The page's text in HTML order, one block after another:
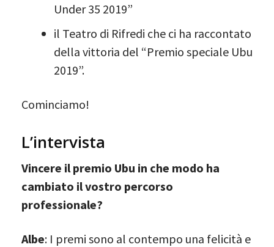
Under 35 2019”
il Teatro di Rifredi che ci ha raccontato
della vittoria del “Premio speciale Ubu
2019”.
Cominciamo!
L’intervista
Vincere il premio Ubu in che modo ha
cambiato il vostro percorso
professionale?
Albe: I premi sono al contempo una felicità e